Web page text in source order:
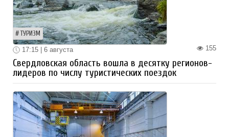
ТУРИЗМ
155
17:15 | 6 августа
Свердловская область вошла в десятку регионов-
лидеров по числу туристических поездок